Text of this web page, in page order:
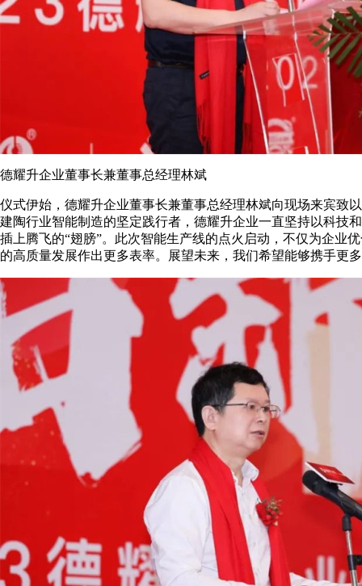
德耀升企业董事长兼董事总经理林斌
仪式伊始，德耀升企业董事长兼董事总经理林斌向现场来宾致
建陶行业智能制造的坚定践行者，德耀升企业一直坚持以科技
插上腾飞的“翅膀”。此次智能生产线的点火启动，不仅为企业
的高质量发展作出更多表率。展望未来，我们希望能够携手更